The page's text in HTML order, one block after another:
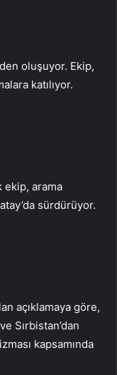
oluşuyor. Ekip,
katılıyor.
ekip, arama
sürdürüyor.
açıklamaya göre,
Sırbistan’dan
kapsamında